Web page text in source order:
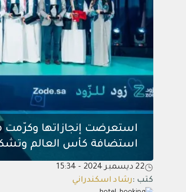
استعرضت إنجازاتها وكرّمت
استضافة كأس العالم وتشكر
22 ديسمبر 2024 - 15:34
كتب :رشاد اسكندراني